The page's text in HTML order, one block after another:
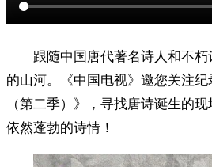
跟随中国唐代著名诗人和不
的山河。《中国电视》邀您关注
（第二季）》，寻找唐诗诞生的
依然蓬勃的诗情！